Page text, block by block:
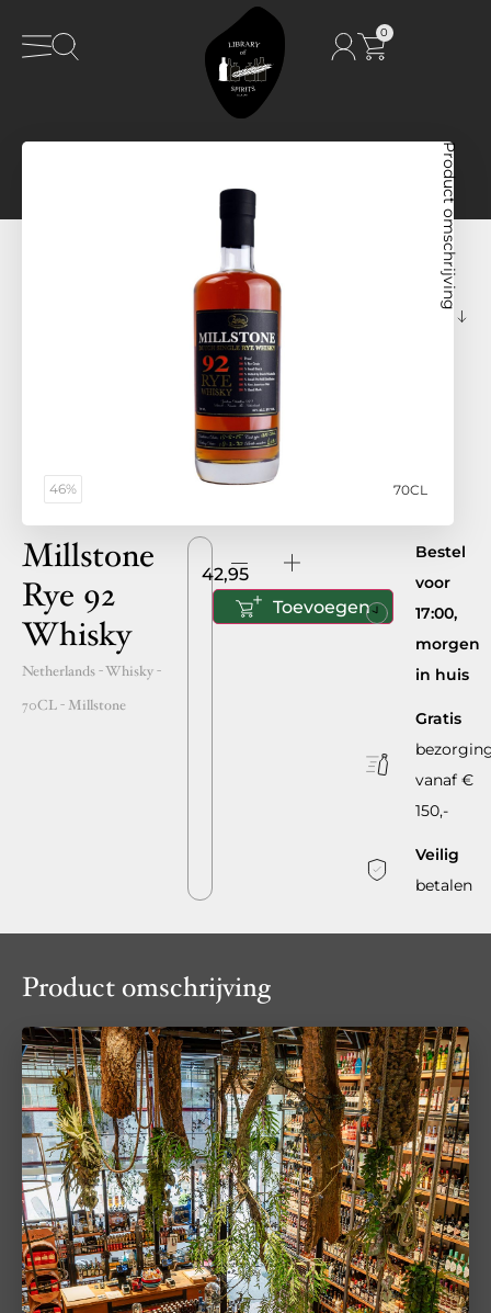
0
46% 70CL
Product omschrijving
Millstone
Rye 92
Whisky
Netherlands- Whisky -
70CL-Millstone
42,95
Toevoegen
Bestel
voor
17:00,
morgen
in huis
Gratis
vanaf €
150,-
Veilig
betalen
Product omschrijving